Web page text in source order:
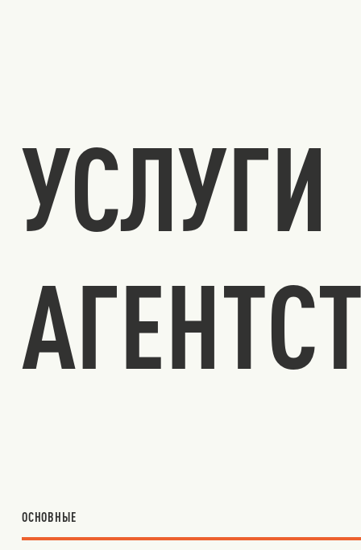
УСЛУГИ
ОСНОВНЫЕ